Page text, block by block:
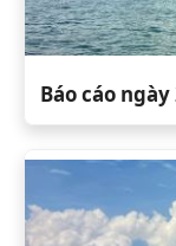
Báo cáo ngày